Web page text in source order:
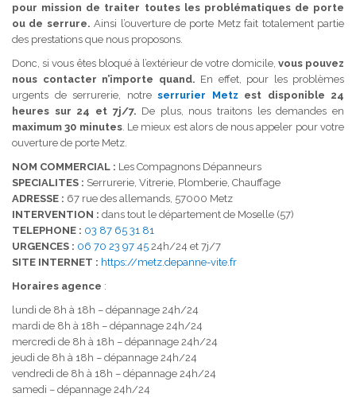
pour mission de traiter toutes les problématiques de porte
ou de serrure. Ainsi l’ouverture de porte Metz fait totalement partie
des prestations que nous proposons.
Donc, si vous êtes bloqué à l’extérieur de votre domicile, vous pouvez
nous contacter n’importe quand. En effet, pour les problèmes
urgents de serrurerie, notre serrurier Metz est disponible 24
heures sur 24 et 7j/7. De plus, nous traitons les demandes en
maximum 30 minutes. Le mieux est alors de nous appeler pour votre
ouverture de porte Metz.
NOM COMMERCIAL : Les Compagnons Dépanneurs
SPECIALITES : Serrurerie, Vitrerie, Plomberie, Chauffage
ADRESSE : 67 rue des allemands, 57000 Metz
INTERVENTION : dans tout le département de Moselle (57)
TELEPHONE : 03 87 65 31 81
URGENCES : 06 70 23 97 45 24h/24 et 7j/7
SITE INTERNET : https://metz.depanne-vite.fr
Horaires agence :
lundi de 8h à 18h – dépannage 24h/24
mardi de 8h à 18h – dépannage 24h/24
mercredi de 8h à 18h – dépannage 24h/24
jeudi de 8h à 18h – dépannage 24h/24
vendredi de 8h à 18h – dépannage 24h/24
samedi – dépannage 24h/24